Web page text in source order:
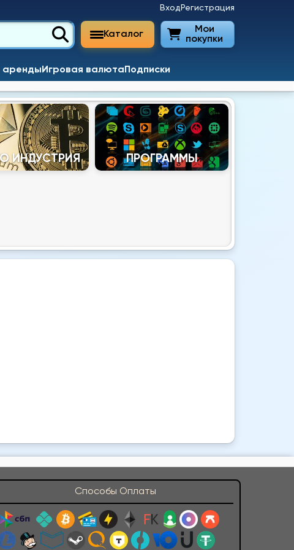
Каталог
Мои
покупки
Вход Регистрация
арендыИгровая валюта Подписки
ИНДУСТРИЯ ПРОГРАММЫ
Способы Оплаты